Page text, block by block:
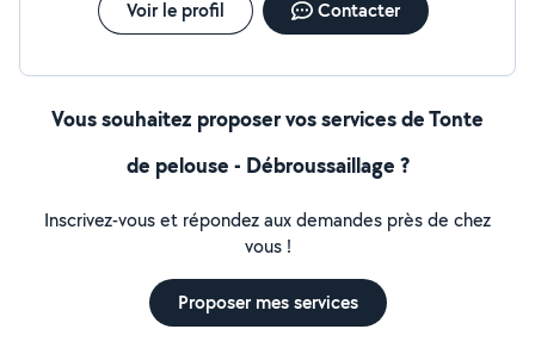
Voir le profil Contacter
Vous souhaitez proposer vos services de Tonte
de pelouse - Débroussaillage ?
Inscrivez-vous et répondez aux demandes près de chez
vous !
Proposer mes services